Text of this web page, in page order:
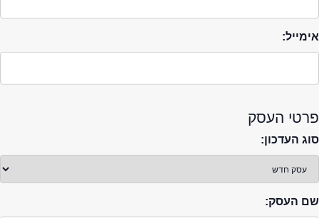
אימייל:
פרטי העסק
סוג העדכון:
שם העסק: